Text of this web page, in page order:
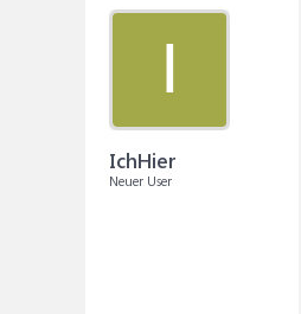
I
IchHier
Neuer User